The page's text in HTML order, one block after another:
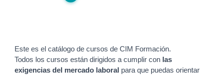
Este es el catálogo de cursos de CIM Formación.
Todos los cursos están dirigidos a cumplir con las
exigencias del mercado laboral para que puedas orientar